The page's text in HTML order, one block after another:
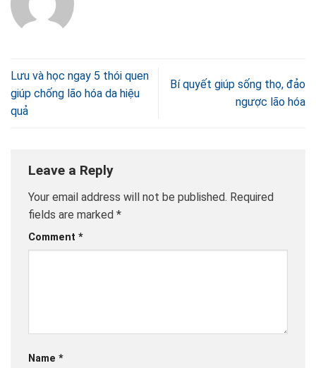
Lưu và học ngay 5 thói quen
giúp chống lão hóa da hiệu
quả
Bí quyết giúp sống thọ, đảo
ngược lão hóa
Leave a Reply
Your email address will not be published. Required
fields are marked *
Comment *
Name *